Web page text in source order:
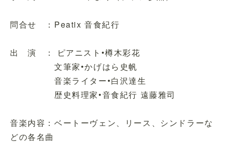
問合せ ：Peatix 音食紀行
出 演 ： ピアニスト•樽木彩花
文筆家•かげはら史帆
音楽ライター•白沢達生
歴史料理家•音食紀行 遠藤雅司
音楽内容：ベートーヴェン、リース、シンドラーな
どの各名曲